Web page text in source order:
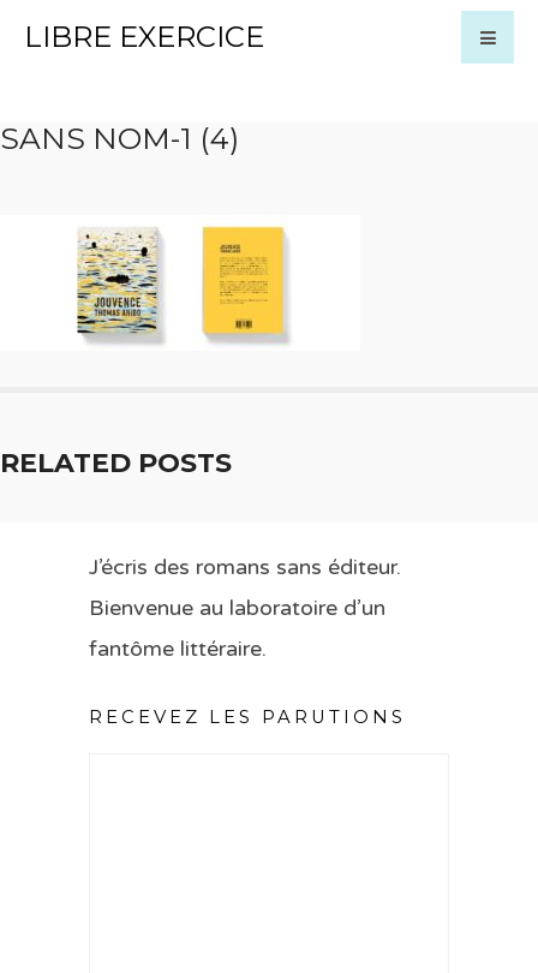
LIBRE EXERCICE
SANS NOM-1 (4)
RELATED POSTS
J’écris des romans sans éditeur.
Bienvenue au laboratoire d’un
fantôme littéraire.
RECEVEZ LES PARUTIONS